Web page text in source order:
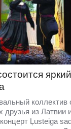
коллектив
друзья из Латвии
Ļusteiga